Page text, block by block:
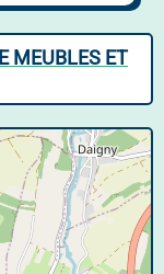
MEUBLES ET